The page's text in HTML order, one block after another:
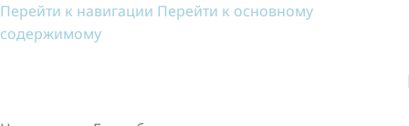
Перейти к навигации Перейти к основному
содержимому